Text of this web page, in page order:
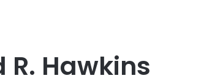
Hawkins